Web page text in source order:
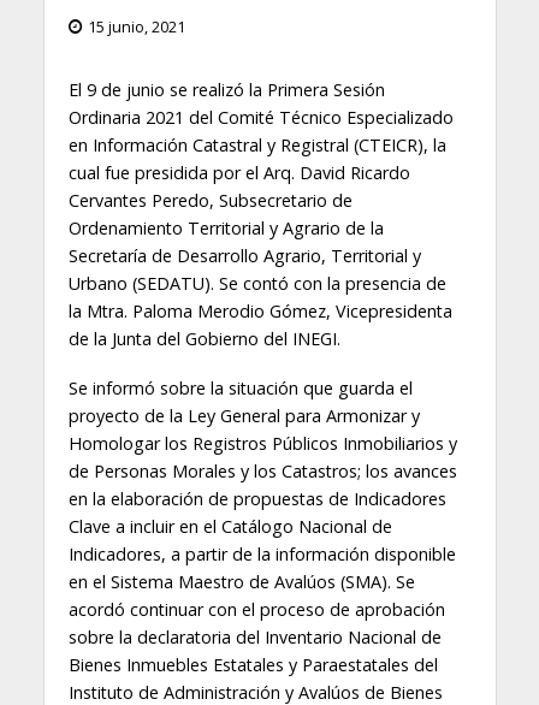
15 junio, 2021
El 9 de junio se realizó la Primera Sesión
Ordinaria 2021 del Comité Técnico Especializado
en Información Catastral y Registral (CTEICR), la
cual fue presidida por el Arq. David Ricardo
Cervantes Peredo, Subsecretario de
Ordenamiento Territorial y Agrario de la
Secretaría de Desarrollo Agrario, Territorial y
Urbano (SEDATU). Se contó con la presencia de
la Mtra. Paloma Merodio Gómez, Vicepresidenta
de la Junta del Gobierno del INEGI.
Se informó sobre la situación que guarda el
proyecto de la Ley General para Armonizar y
Homologar los Registros Públicos Inmobiliarios y
de Personas Morales y los Catastros; los avances
en la elaboración de propuestas de Indicadores
Clave a incluir en el Catálogo Nacional de
Indicadores, a partir de la información disponible
en el Sistema Maestro de Avalúos (SMA). Se
acordó continuar con el proceso de aprobación
sobre la declaratoria del Inventario Nacional de
Bienes Inmuebles Estatales y Paraestatales del
Instituto de Administración y Avalúos de Bienes